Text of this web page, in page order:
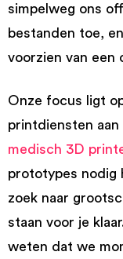
simpelweg ons
bestanden toe,
voorzien van een
Onze focus ligt
printdiensten aan
medisch 3D
prototypes nodig
zoek naar
staan voor je
weten dat we